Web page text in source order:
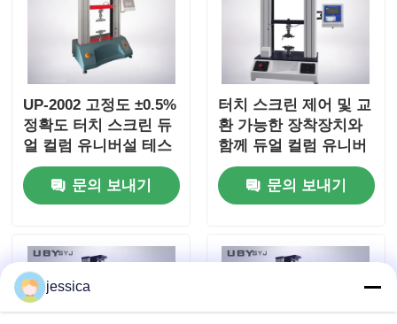
UP-2002 고정도 ±0.5%
정확도 터치 스크린 듀
얼 컬럼 유니버설 테스
트 머신
문의 보내기
터치 스크린 제어 및 교
환 가능한 장착장치와
함께 듀얼 컬럼 유니버
설 텐실 테스트 머신
문의 보내기
jessica